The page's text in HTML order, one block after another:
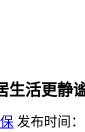
生活更静
发布时间